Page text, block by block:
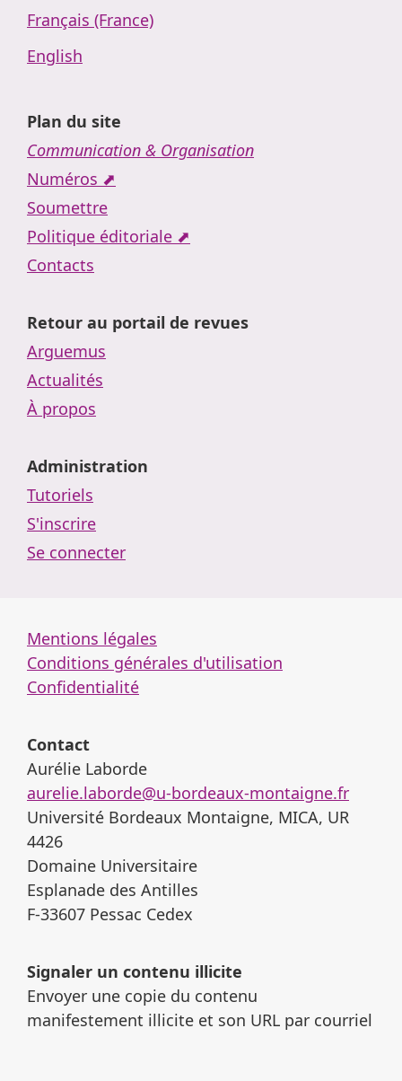
Français (France)
English
Plan du site
Communication & Organisation
Numéros ⬈
Soumettre
Politique éditoriale ⬈
Contacts
Retour au portail de revues
Arguemus
Actualités
À propos
Administration
Tutoriels
S'inscrire
Se connecter
Mentions légales
Conditions générales d'utilisation
Confidentialité
Contact
Aurélie Laborde
aurelie.laborde@u-bordeaux-montaigne.fr
Université Bordeaux Montaigne, MICA, UR
4426
Domaine Universitaire
Esplanade des Antilles
F-33607 Pessac Cedex
Signaler un contenu illicite
Envoyer une copie du contenu
manifestement illicite et son URL par courriel